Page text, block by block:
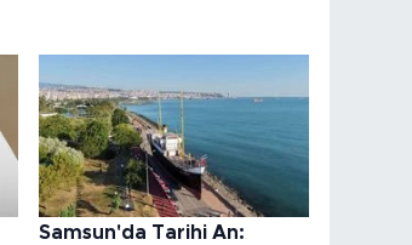
Samsun'da Tarihi An: